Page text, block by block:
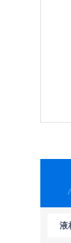
液